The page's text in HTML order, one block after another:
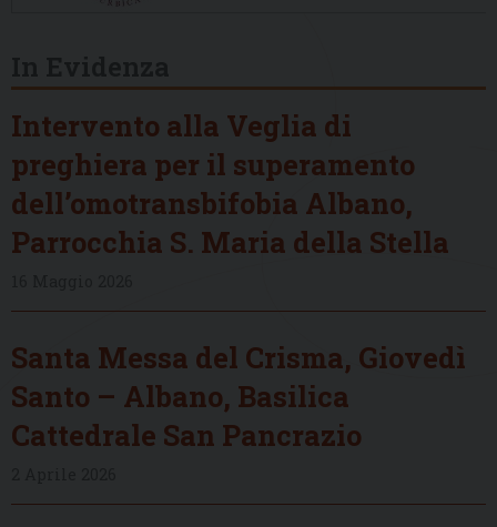
Intervento alla Veglia di
preghiera per il superamento
dell’omotransbifobia Albano,
Parrocchia S. Maria della Stella
Santa Messa del Crisma, Giovedì
Santo – Albano, Basilica
Cattedrale San Pancrazio